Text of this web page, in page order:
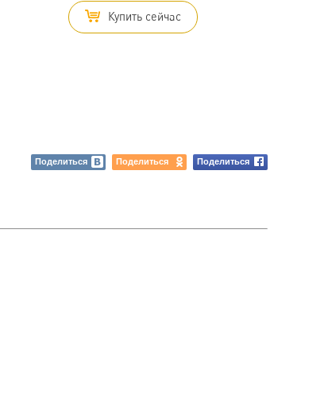
Купить сейчас
Поделиться Поделиться Поделиться